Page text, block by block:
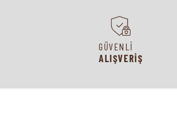
GÜVENLİ
ALIŞVERİŞ